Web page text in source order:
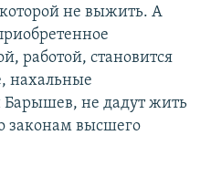
не выжить. А
работой, становится
нахальные
не дадут жить
законам высшего